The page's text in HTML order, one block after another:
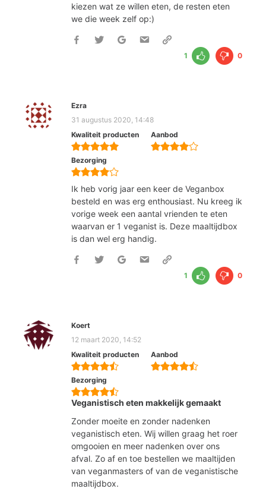
kiezen wat ze willen eten, de resten eten
we die week zelf op:)
1 0
Ezra
31 augustus 2020, 14:48
Kwaliteit producten
Aanbod
Bezorging
Ik heb vorig jaar een keer de Veganbox
besteld en was erg enthousiast. Nu kreeg ik
vorige week een aantal vrienden te eten
waarvan er 1 veganist is. Deze maaltijdbox
is dan wel erg handig.
1 0
Koert
12 maart 2020, 14:52
Kwaliteit producten
Aanbod
Bezorging
Veganistisch eten makkelijk gemaakt
Zonder moeite en zonder nadenken
veganistisch eten. Wij willen graag het roer
omgooien en meer nadenken over ons
afval. Zo af en toe bestellen we maaltijden
van veganmasters of van de veganistische
maaltijdbox.